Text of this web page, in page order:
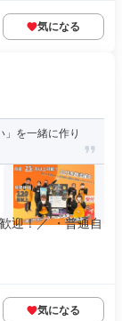
気になる
を一緒に作り
迎！／ ・普通自
気になる